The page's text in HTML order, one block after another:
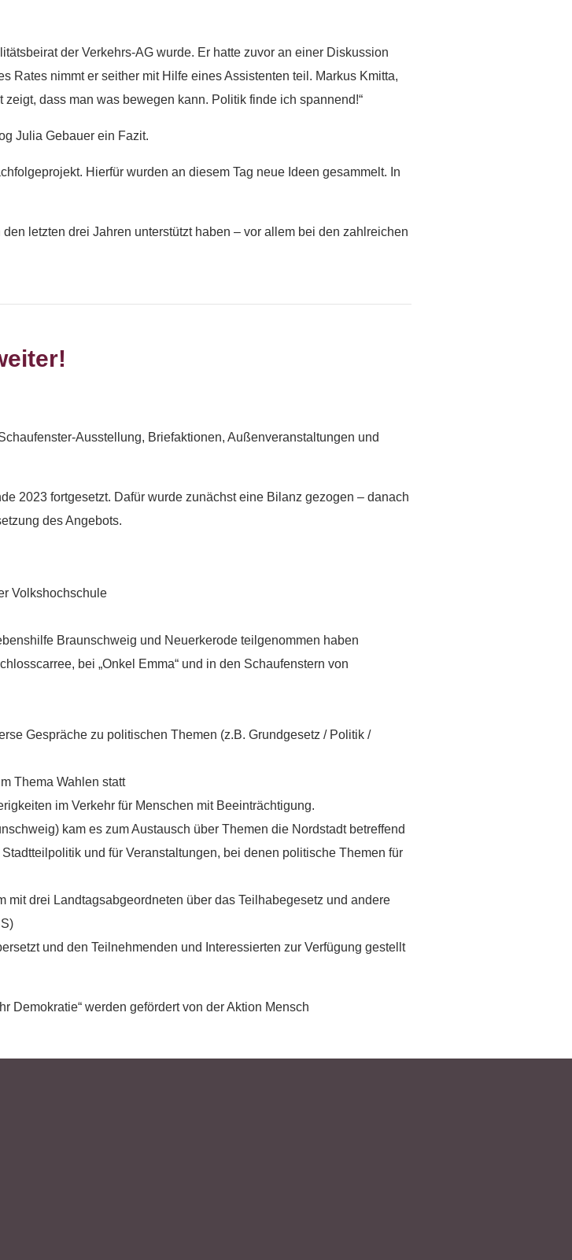
der Verkehrs-AG wurde. Er hatte zuvor an einer Diskussion
Rates nimmt er seither mit Hilfe eines Assistenten teil. Markus Kmitta,
dass man was bewegen kann. Politik finde ich spannend!“
Julia Gebauer ein Fazit.
Hierfür wurden an diesem Tag neue Ideen gesammelt. In
letzten drei Jahren unterstützt haben – vor allem bei den zahlreichen
Ausstellung, Briefaktionen, Außenveranstaltungen und
2023 fortgesetzt. Dafür wurde zunächst eine Bilanz gezogen – danach
des Angebots.
Volkshochschule
Braunschweig und Neuerkerode teilgenommen haben
bei „Onkel Emma“ und in den Schaufenstern von
Gespräche zu politischen Themen (z.B. Grundgesetz / Politik /
Thema Wahlen statt
im Verkehr für Menschen mit Beeinträchtigung.
kam es zum Austausch über Themen die Nordstadt betreffend
und für Veranstaltungen, bei denen politische Themen für
drei Landtagsabgeordneten über das Teilhabegesetz und andere
und den Teilnehmenden und Interessierten zur Verfügung gestellt
Demokratie“ werden gefördert von der Aktion Mensch
lassen möchten, nutzen
0000 0152 0278 35
Kontakt:
6
Wolfenbüttel
05331/902626